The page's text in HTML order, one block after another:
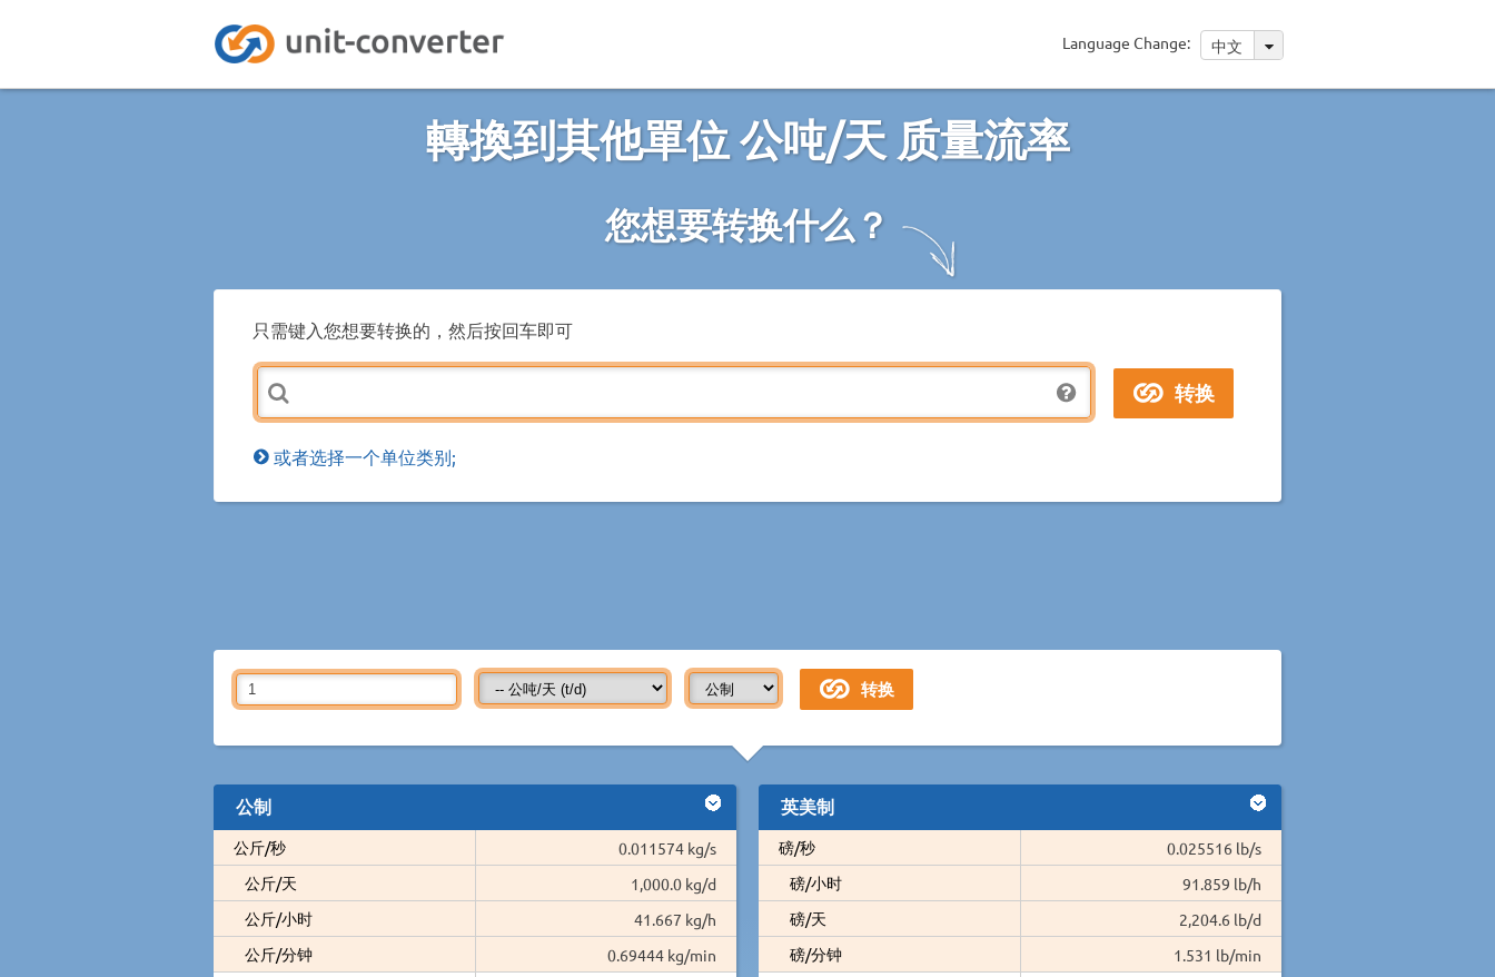
Language Change: 中文
轉換到其他單位 公吨/天 质量流率
您想要转换什么？
只需键入您想要转换的，然后按回车即可
或者选择一个单位类别;
公制
公斤/秒
0.011574 kg/s
公斤/天
1,000.0 kg/d
公斤/小时
41.667 kg/h
公斤/分钟
0.69444 kg/min
英美制
磅/秒
0.025516 lb/s
磅/小时
91.859 lb/h
磅/天
2,204.6 lb/d
磅/分钟
1.531 lb/min